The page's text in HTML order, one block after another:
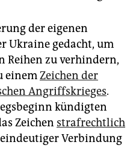
der eigenen
Ukraine gedacht, um
Reihen zu verhindern,
einemZeichen der
Angriffskrieges.
kündigten
Zeichen strafrechtlich
eindeutiger Verbindung